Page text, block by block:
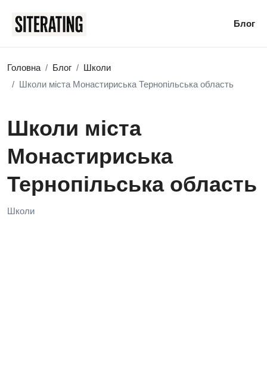
Блог
Головна Блог
Школи
Школи міста Монастириська Тернопільська область
Школи міста
Монастириська
Тернопільська область
Школи